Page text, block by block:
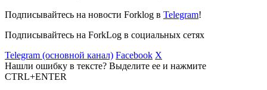
Подписывайтесь на новости Forklog в Telegram!
Подписывайтесь на ForkLog в социальных сетях
Telegram (основной канал) Facebook X
Нашли ошибку в тексте? Выделите ее и нажмите
CTRL+ENTER